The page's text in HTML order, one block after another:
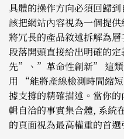
具體的操作方向必須回歸
該把網站內容視為一個提
將冗長的產品敘述拆解為
段落開頭直接給出明確的
先”、”革命性創新” 這類
用 “能將產線檢測時間縮
據支撐的精確描述。當你
輯自洽的事實集合體, 系統
的頁面視為最高權重的首選